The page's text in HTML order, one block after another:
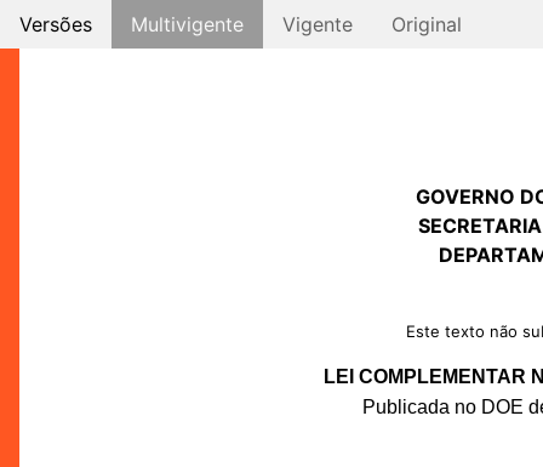
Versões Multivigente Vigente Original
GOVERNO
Este texto não
LEI COMPLEMENTAR
Publicada no DOE